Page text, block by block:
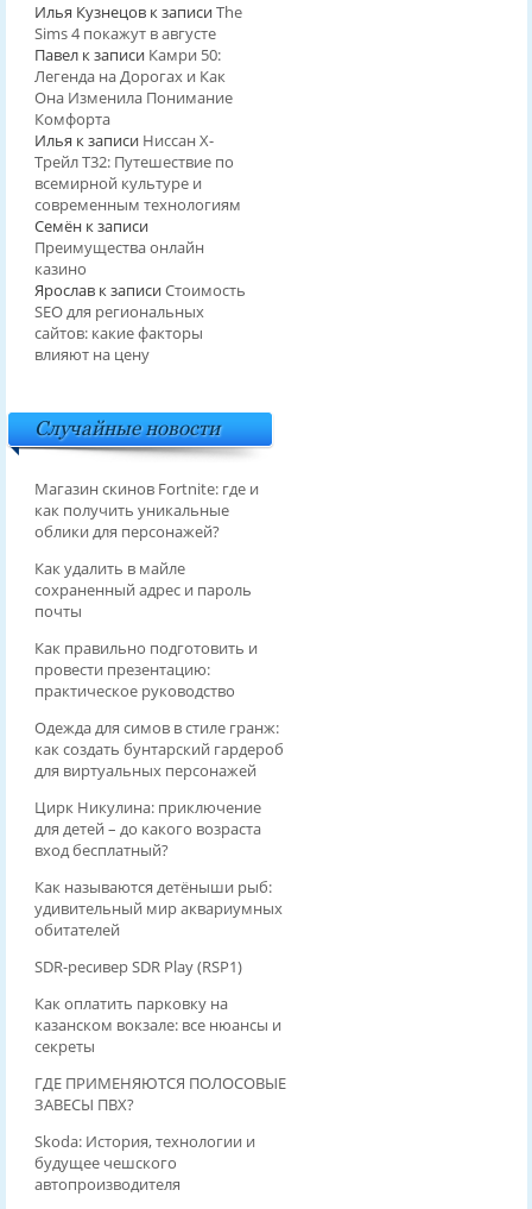
Илья Кузнецовк записиThe
Sims 4 покажут в августе
Павелк записи Камри 50:
Легенда на Дорогах и Как
Она Изменила Понимание
Комфорта
Илья к записи Ниссан Х-
Трейл T32: Путешествие по
всемирной культуре и
современным технологиям
Семёнк записи
Преимущества онлайн
казино
Ярославк записиСтоимость
SEO для региональных
сайтов: какие факторы
влияют на цену
Случайные новости
Магазин скинов Fortnite: где и
как получить уникальные
облики для персонажей?
Как удалить в майле
сохраненный адрес и пароль
почты
Как правильно подготовить и
провести презентацию:
практическое руководство
Одежда для симов в стиле гранж:
как создать бунтарский гардероб
для виртуальных персонажей
Цирк Никулина: приключение
для детей – до какого возраста
вход бесплатный?
Как называются детёныши рыб:
удивительный мир аквариумных
обитателей
SDR-ресивер SDR Play (RSP1)
Как оплатить парковку на
казанском вокзале: все нюансы и
секреты
ГДЕ ПРИМЕНЯЮТСЯ ПОЛОСОВЫЕ
ЗАВЕСЫ ПВХ?
Skoda: История, технологии и
будущее чешского
автопроизводителя